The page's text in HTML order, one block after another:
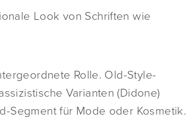
Look von Schriften wie
Rolle. Old-Style-
Varianten (Didone)
Segment für Mode oder Kosmetik.